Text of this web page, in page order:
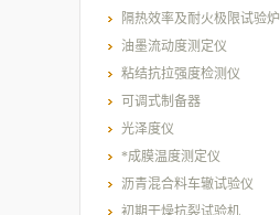
隔热效率及耐火极限试验炉
油墨流动度测定仪
粘结抗拉强度检测仪
可调式制备器
光泽度仪
*成膜温度测定仪
沥青混合料车辙试验仪
初期干燥抗裂试验机